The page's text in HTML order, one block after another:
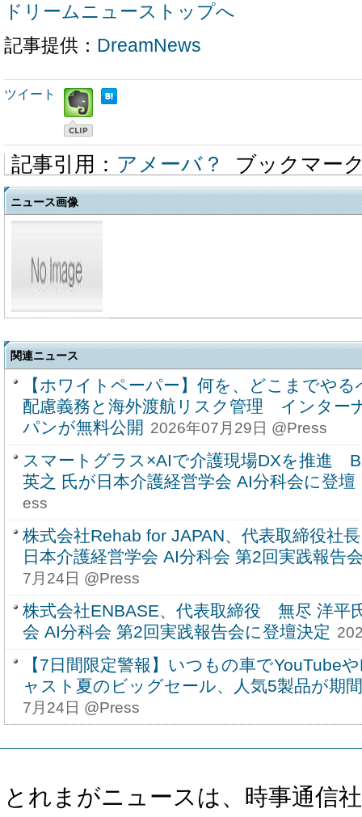
ドリームニューストップへ
記事提供： DreamNews
ツイート
記事引用： アメーバ？ ブックマー
ニュース画像
関連ニュース
【ホワイトペーパー】何を、どこまでや
配慮義務と海外渡航リスク管理 インター
パンが無料公開 2026年07月29日 @Press
スマートグラス×AIで介護現場DXを推進
英之 氏が日本介護経営学会 AI分科会に登壇
ess
株式会社Rehab for JAPAN、代表取締役社
日本介護経営学会 AI分科会 第2回実践報告
7月24日 @Press
株式会社ENBASE、代表取締役 無尽 洋平
会 AI分科会 第2回実践報告会に登壇決定
【7日間限定警報】いつもの車でYouTube
ャスト夏のビッグセール、人気5製品が期
7月24日 @Press
とれまがニュースは、時事通信